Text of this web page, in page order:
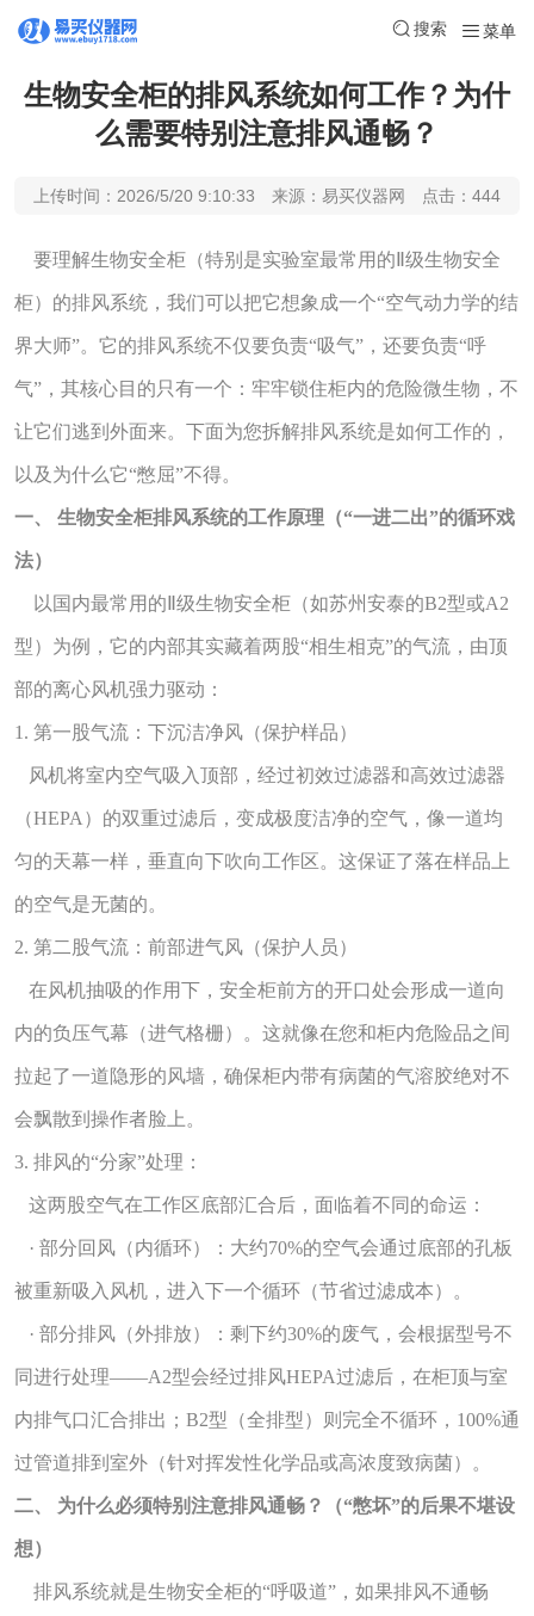
搜索 菜单
生物安全柜的排风系统如何工作？为什
么需要特别注意排风通畅？
上传时间：2026/5/20 9:10:33 来源：易买仪器网 点击：444
要理解生物安全柜（特别是实验室最常用的Ⅱ级生物安全
柜）的排风系统，我们可以把它想象成一个“空气动力学的结
界大师”。它的排风系统不仅要负责“吸气”，还要负责“呼
气”，其核心目的只有一个：牢牢锁住柜内的危险微生物，不
让它们逃到外面来。下面为您拆解排风系统是如何工作的，
以及为什么它“憋屈”不得。
一、 生物安全柜排风系统的工作原理（“一进二出”的循环戏
法）
以国内最常用的Ⅱ级生物安全柜（如苏州安泰的B2型或A2
型）为例，它的内部其实藏着两股“相生相克”的气流，由顶
部的离心风机强力驱动：
1. 第一股气流：下沉洁净风（保护样品）
风机将室内空气吸入顶部，经过初效过滤器和高效过滤器
（HEPA）的双重过滤后，变成极度洁净的空气，像一道均
匀的天幕一样，垂直向下吹向工作区。这保证了落在样品上
的空气是无菌的。
2. 第二股气流：前部进气风（保护人员）
在风机抽吸的作用下，安全柜前方的开口处会形成一道向
内的负压气幕（进气格栅）。这就像在您和柜内危险品之间
拉起了一道隐形的风墙，确保柜内带有病菌的气溶胶绝对不
会飘散到操作者脸上。
3. 排风的“分家”处理：
这两股空气在工作区底部汇合后，面临着不同的命运：
· 部分回风（内循环）：大约70%的空气会通过底部的孔板
被重新吸入风机，进入下一个循环（节省过滤成本）。
· 部分排风（外排放）：剩下约30%的废气，会根据型号不
同进行处理——A2型会经过排风HEPA过滤后，在柜顶与室
内排气口汇合排出；B2型（全排型）则完全不循环，100%通
过管道排到室外（针对挥发性化学品或高浓度致病菌）。
二、 为什么必须特别注意排风通畅？（“憋坏”的后果不堪设
想）
排风系统就是生物安全柜的“呼吸道”，如果排风不通畅